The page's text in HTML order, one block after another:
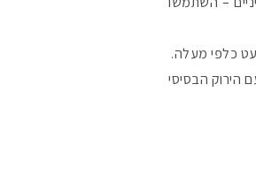
כלפי מעלה.
הירוק הבסיסי